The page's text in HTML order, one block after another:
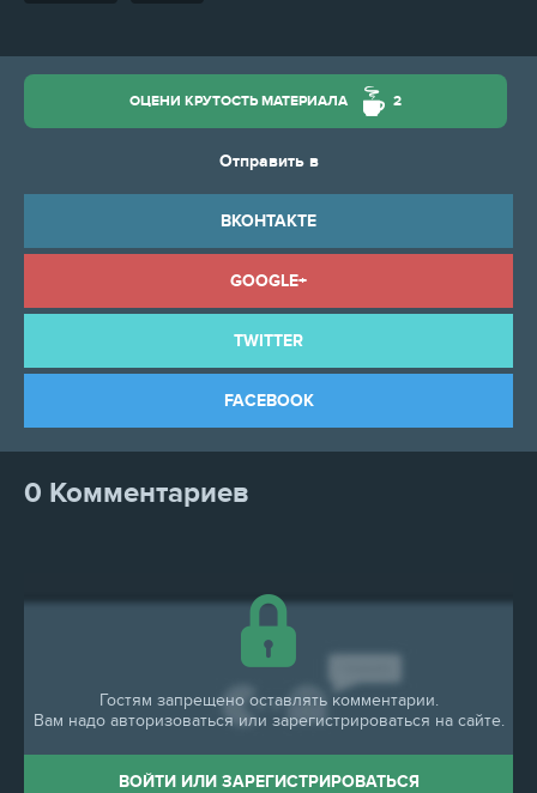
ОЦЕНИ КРУТОСТЬ МАТЕРИАЛА 2
Отправить в
ВКОНТАКТЕ
GOOGLE+
TWITTER
FACEBOOK
0 Комментариев
Гостям запрещено оставлять комментарии.
Вам надо авторизоваться или зарегистрироваться на сайте.
ВОЙТИ ИЛИ ЗАРЕГИСТРИРОВАТЬСЯ